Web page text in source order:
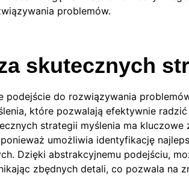
problemów.
skutecznych
podejście do rozwiązywania
które pozwalają efektywnie
strategii myślenia ma
umożliwia identyfikację
Dzięki abstrakcyjnemu podejściu,
zbędnych detali, co pozwala na